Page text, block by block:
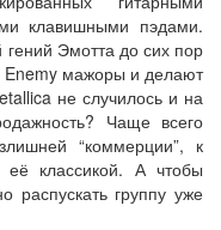
клавишными пэдами.
гений Эмотта до сих пор
Enemy мажоры и делают
не случилось и на
Чаще всего
“коммерции”, к
классикой. А чтобы
распускать группу уже